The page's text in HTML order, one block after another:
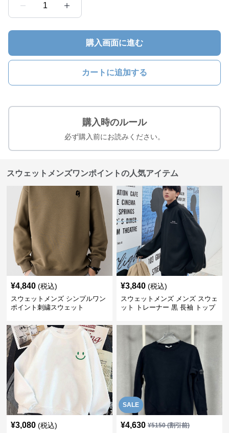
1
購入画面に進む
カートに追加する
購入時のルール
必ず購入前にお読みください。
スウェットメンズワンポイントの人気アイテム
¥4,840 (税込)
スウェットメンズ シンプルワン
ポイント刺繍スウェット
¥3,840 (税込)
スウェットメンズ メンズ スウェ
ット トレーナー 黒 長袖 トップ
¥3,080 (税込)
SALE
¥4,630 ¥5150(割引前)